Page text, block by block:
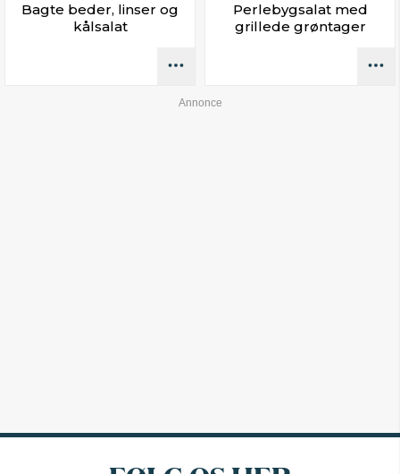
Bagte beder, linser og
kålsalat
Perlebygsalat med
grillede grøntager